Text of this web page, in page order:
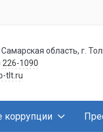
область, г.
226-1090
tlt.ru
коррупции